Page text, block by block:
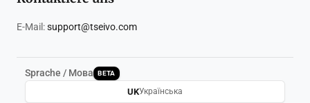
E-Mail:support@tseivo.com
Sprache / Мова BETA
UKУкраїнська